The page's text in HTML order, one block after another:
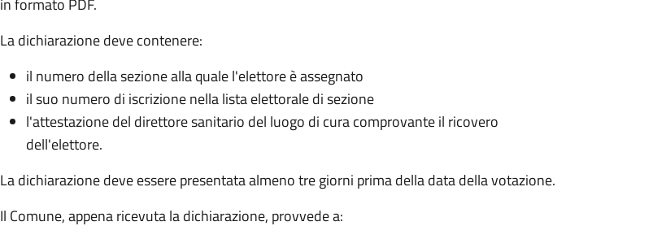
in formato PDF.
La dichiarazione deve contenere:
il numero della sezione alla quale l'elettore è assegnato
il suo numero di iscrizione nella lista elettorale di sezione
l'attestazione del direttore sanitario del luogo di cura comprovante il ricovero
dell'elettore.
La dichiarazione deve essere presentata almeno tre giorni prima della data della votazione.
Il Comune, appena ricevuta la dichiarazione, provvede a: